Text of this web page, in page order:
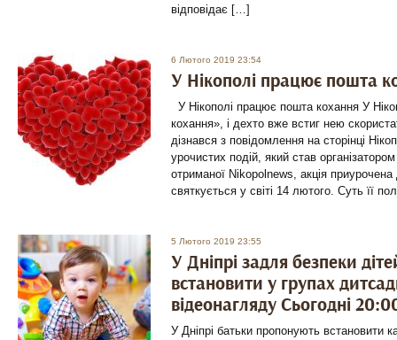
відповідає […]
6 Лютого 2019 23:54
У Нікополі працює пошта
У Нікополі працює пошта кохання У
кохання», і дехто вже встиг нею
дізнався з повідомлення на сторінці
урочистих подій, який став організатором
отриманої Nikopolnews, акція
святкується у світі 14 лютого. Суть її
5 Лютого 2019 23:55
У Дніпрі задля безпеки
встановити у групах
відеонагляду Сьогодні
У Дніпрі батьки пропонують встановити